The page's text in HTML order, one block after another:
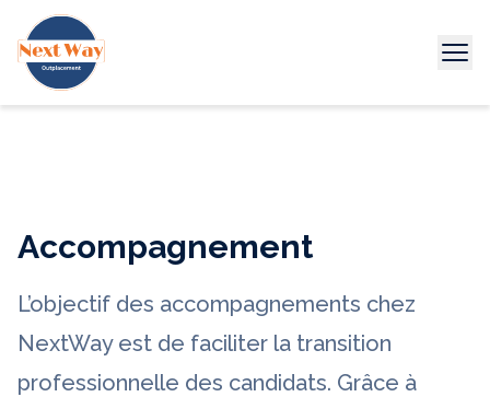
Retourner à l'accueil
Accompagnement
L’objectif des accompagnements chez
NextWay est de faciliter la transition
professionnelle des candidats. Grâce à